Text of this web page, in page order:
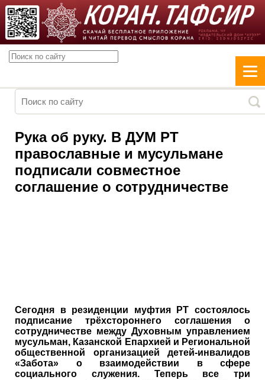
Рука об руку. В ДУМ РТ
православные и мусульмане
подписали совместное
соглашение о сотрудничестве
Сегодня в резиденции муфтия РТ состоялось
подписание трёхстороннего соглашения о
сотрудничестве между Духовным управлением
мусульман, Казанской Епархией и Региональной
общественной организацией детей-инвалидов
«Забота» о взаимодействии в сфере
социального служения. Теперь все три